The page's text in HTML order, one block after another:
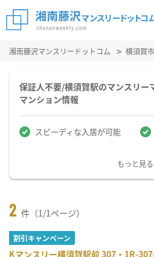
湘南藤沢マンスリードットコム 横須賀市
保証人不要/横須賀駅のマンスリー
マンション情報
スピーディな入居が可能
もっと見る
2 件（1/1ページ）
割引キャンペーン
Kマンスリー横須賀駅前 307・1R-